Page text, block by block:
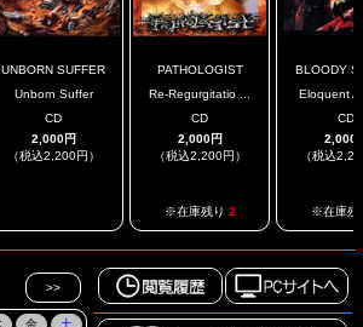
UNBORN SUFFER
Unborn Suffer
CD
2,000円
（税込2,200円）
PATHOLOGIST
Re-Regurgitatio ...
CD
2,000円
（税込2,200円）
※在庫残り 2
BLOODY
Eloquent
CD
2,000
（税込
※在庫残